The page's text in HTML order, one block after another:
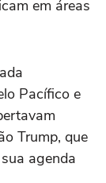
em áreas
Pacífico e
Trump, que
agenda